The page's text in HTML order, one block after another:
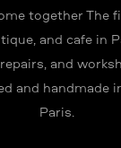
together The
and café in
and
and handmade
Paris.